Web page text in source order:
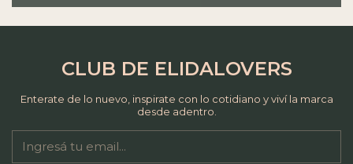
CLUB DE ELIDALOVERS
Enterate de lo nuevo, inspirate con lo cotidiano y viví la marca
desde adentro.